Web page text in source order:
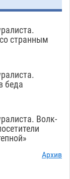
странным
беда
Волк-
Архив